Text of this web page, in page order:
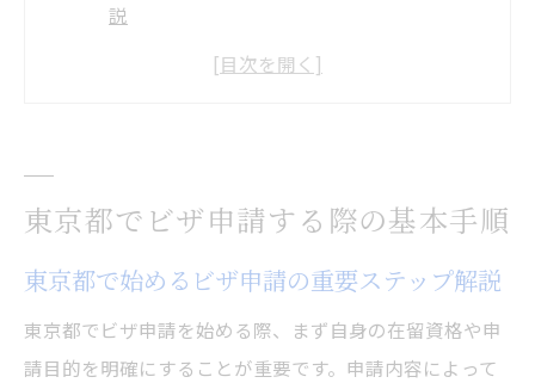
説
ビザ申請の全体像と東京都の手続きの流れ
ト
自分で進めるビザ申請の現実的な流れ
東京都でビザ申請する際の基本手順
東京都で始めるビザ申請の重要ステップ解説
東京都でビザ申請を始める際、まず自身の在留資格や申
請目的を明確にすることが重要です。申請内容によって